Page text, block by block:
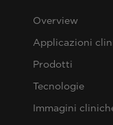
Overview
Applicazioni
Prodotti
Tecnologie
Immagini